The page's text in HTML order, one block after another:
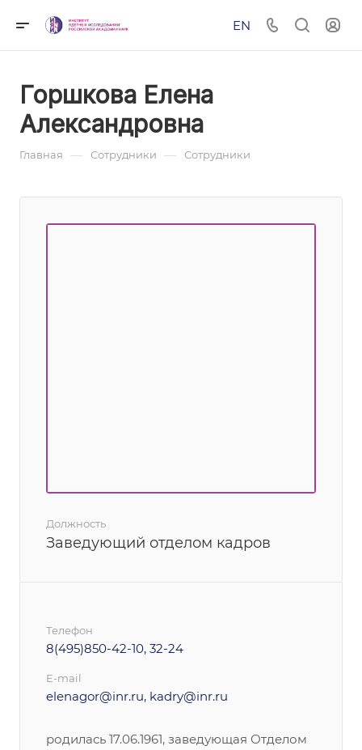
EN
Горшкова Елена
Александровна
Главная — Сотрудники — Сотрудники
Должность
Заведующий отделом кадров
Телефон
8(495)850-42-10, 32-24
E-mail
elenagor@inr.ru, kadry@inr.ru
родилась 17.06.1961, заведующая Отделом